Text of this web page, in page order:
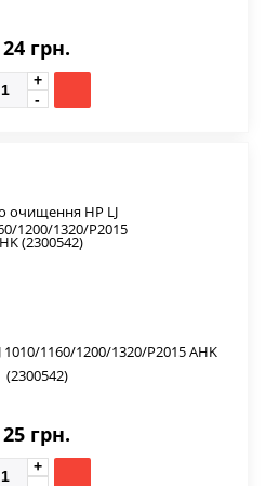
24 грн.
1160/1200/1320/P2015 AHK
(2300542)
25 грн.